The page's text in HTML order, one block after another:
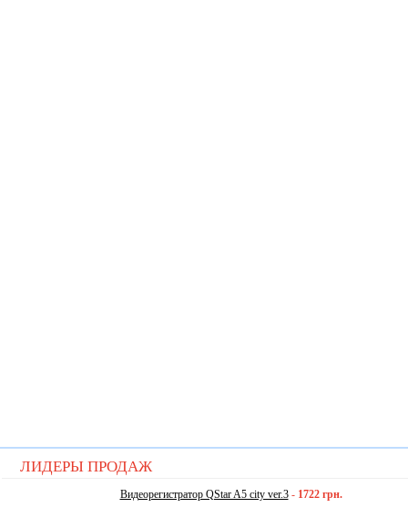
ЛИДЕРЫ ПРОДАЖ
Видеорегистратор QStar A5 city ver.3- 1722 грн.